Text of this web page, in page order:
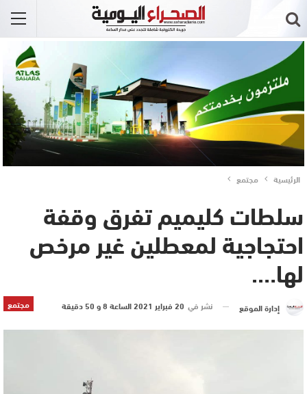
الرئيسية مجتمع
سلطات كليميم تفرق وقفة
احتجاجية لمعطلين غير مرخص
لها….
مجتمع إدارة الموقع نشر في 20 فبراير 2021 الساعة 8 و 50 دقيقة